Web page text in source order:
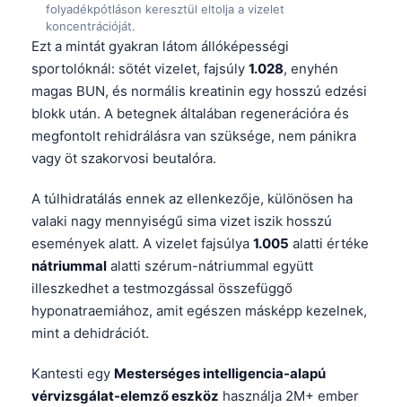
folyadékpótláson keresztül eltolja a vizelet
koncentrációját.
Ezt a mintát gyakran látom állóképességi
sportolóknál: sötét vizelet, fajsúly 1.028, enyhén
magas BUN, és normális kreatinin egy hosszú edzési
blokk után. A betegnek általában regenerációra és
megfontolt rehidrálásra van szüksége, nem pánikra
vagy öt szakorvosi beutalóra.
A túlhidratálás ennek az ellenkezője, különösen ha
valaki nagy mennyiségű sima vizet iszik hosszú
események alatt. A vizelet fajsúlya 1.005 alatti értéke
nátriummal alatti szérum-nátriummal együtt
illeszkedhet a testmozgással összefüggő
hyponatraemiához, amit egészen másképp kezelnek,
mint a dehidrációt.
Kantesti egy Mesterséges intelligencia-alapú
vérvizsgálat-elemző eszköz használja 2M+ ember
Polski
한국어
Slovenščina
Shqip
اردو
मराठी
தமிழ்
ગુજરાતી
ಕನ್ನಡ
മലയാളം
Bahasa Melayu
Tiếng Việt